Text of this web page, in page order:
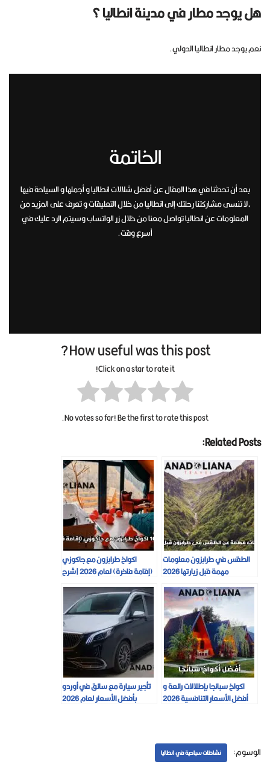
هل يوجد مطار في مدينة انطاليا ؟
نعم يوجد مطار انطاليا الدولي.
الخاتمة
بعد أن تحدثنا في هذا المقال عن أفضل شلالات انطاليا و أجملها و السياحة فيها
،لا تنسى مشاركتنا رحلتك إلى انطاليا من خلال التعليقات و تعرف على المزيد من
المعلومات عن انطاليا تواصل معنا من خلال زر الواتساب وسيتم الرد عليك في
أسرع وقت.
How useful was this post?
Click on a star to rate it!
No votes so far! Be the first to rate this post.
Related Posts:
الطقس في طرابزون معلومات
مهمة قبل زيارتها 2026
اكواخ طرابزون مع جاكوزي
(إقامة فاخرة) لعام 2026 |شرح
مفصل|
اكواخ سبانجا بإطلالات رائعة و
أفضل الأسعار التنافسية 2026
تأجير سيارة مع سائق في أوردو
بأفضل الأسعار لعام 2026
الوسوم: نشاطات سياحية في انطاليا